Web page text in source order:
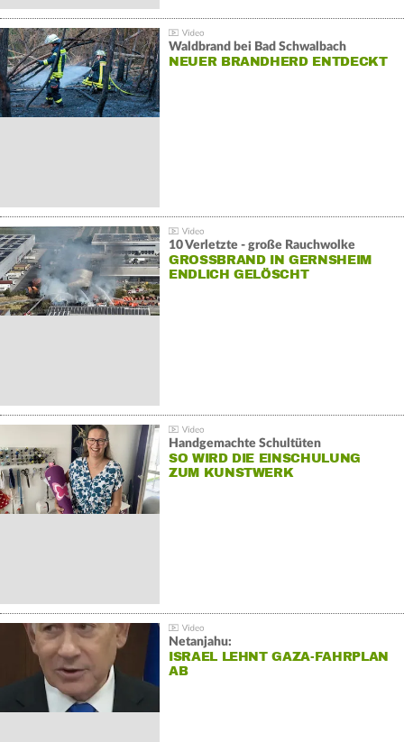
Waldbrand bei Bad Schwalbach
NEUER BRANDHERD ENTDECKT
10 Verletzte - große Rauchwolke
GROSSBRAND IN GERNSHEIM E
NDLICH GELÖSCHT
Handgemachte Schultüten
SO WIRD DIE EINSCHULUNG
ZUM KUNSTWERK
Netanjahu:
ISRAEL LEHNT GAZA-FAHRPLAN
AB